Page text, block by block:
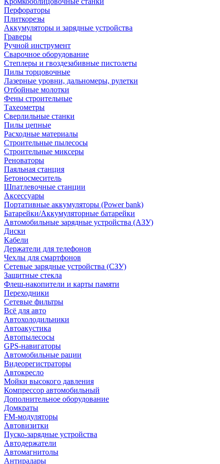
Перфораторы
Плиткорезы
Аккумуляторы и зарядные устройства
Граверы
Ручной инструмент
Сварочное оборудование
Степлеры и гвоздезабивные пистолеты
Пилы торцовочные
Лазерные уровни, дальномеры, рулетки
Отбойные молотки
Фены строительные
Тахеометры
Сверлильные станки
Пилы цепные
Расходные материалы
Строительные пылесосы
Строительные миксеры
Реноваторы
Паяльная станция
Бетоносмеситель
Шпатлевочные станции
Аксессуары
Портативные аккумуляторы (Power bank)
Батарейки/Аккумуляторные батарейки
Автомобильные зарядные устройства (АЗУ)
Диски
Кабели
Держатели для телефонов
Чехлы для смартфонов
Сетевые зарядные устройства (СЗУ)
Защитные стекла
Флеш-накопители и карты памяти
Переходники
Сетевые фильтры
Всё для авто
Автохолодильники
Автоакустика
Автопылесосы
GPS-навигаторы
Автомобильные рации
Видеорегистраторы
Автокресло
Мойки высокого давления
Компрессор автомобильный
Дополнительное оборудование
Домкраты
FM-модуляторы
Автовизитки
Пуско-зарядные устройства
Автодержатели
Автомагнитолы
Антирадары